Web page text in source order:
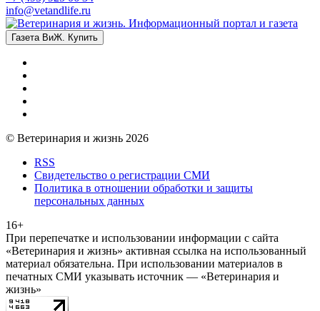
info@vetandlife.ru
Газета ВиЖ. Купить
© Ветеринария и жизнь 2026
RSS
Свидетельство о регистрации СМИ
Политика в отношении обработки и защиты
персональных данных
16+
При перепечатке и использовании информации с сайта
«Ветеринария и жизнь» активная ссылка на использованный
материал обязательна. При использовании материалов в
печатных СМИ указывать источник — «Ветеринария и
жизнь»